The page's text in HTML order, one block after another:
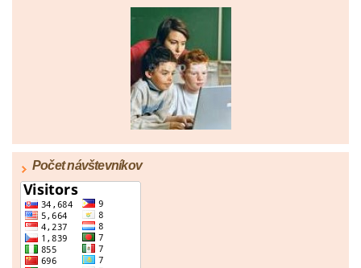
Počet návštevníkov